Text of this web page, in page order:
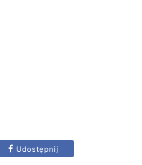
Udostępnij